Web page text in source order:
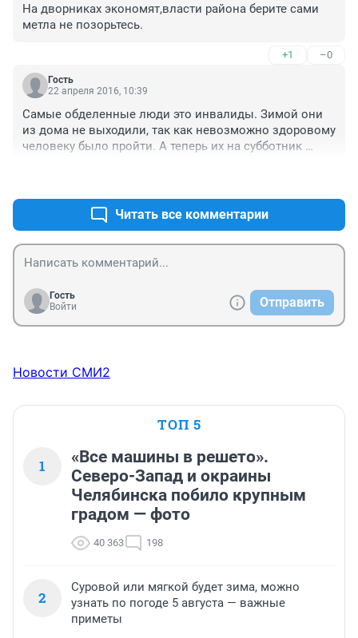
На дворниках экономят,власти района берите сами
метла не позорьтесь.
+1 –0
Гость
22 апреля 2016, 10:39
Самые обделенные люди это инвалиды. Зимой они
из дома не выходили, так как невозможно здоровому
человеку было пройти. А теперь их на субботник
посмотрят в глаза, тем ребятам, которые на колясках
убирать будут. Или они могут только указания давать
Читать все комментарии
Гость
Войти
Отправить
Новости СМИ2
ТОП 5
1
«Все машины в решето».
Северо-Запад и окраины
Челябинска побило крупным
градом — фото
40 363 198
2
Суровой или мягкой будет зима, можно
узнать по погоде 5 августа — важные
приметы